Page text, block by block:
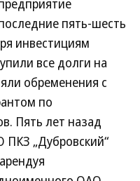
пять-шесть
инвестициям
все долги на
обременения с
по
Пять лет назад
„Дубровский“